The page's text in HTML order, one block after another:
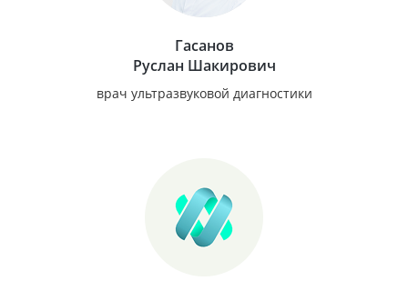
Гасанов
Руслан Шакирович
врач ультразвуковой диагностики